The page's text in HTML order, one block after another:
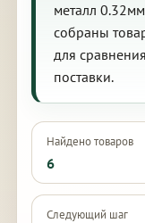
металл
собраны
для
поставки.
Найдено товаров
6
Следующий шаг